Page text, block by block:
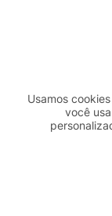
Usamos
você